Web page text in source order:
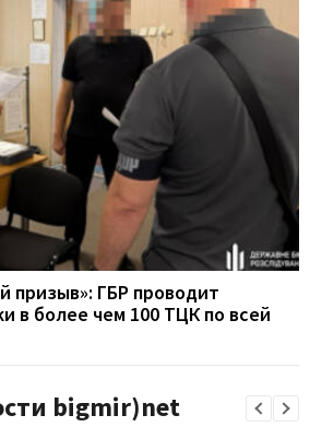
призыв»: ГБР проводит
в более чем 100 ТЦК по всей
bigmir)net